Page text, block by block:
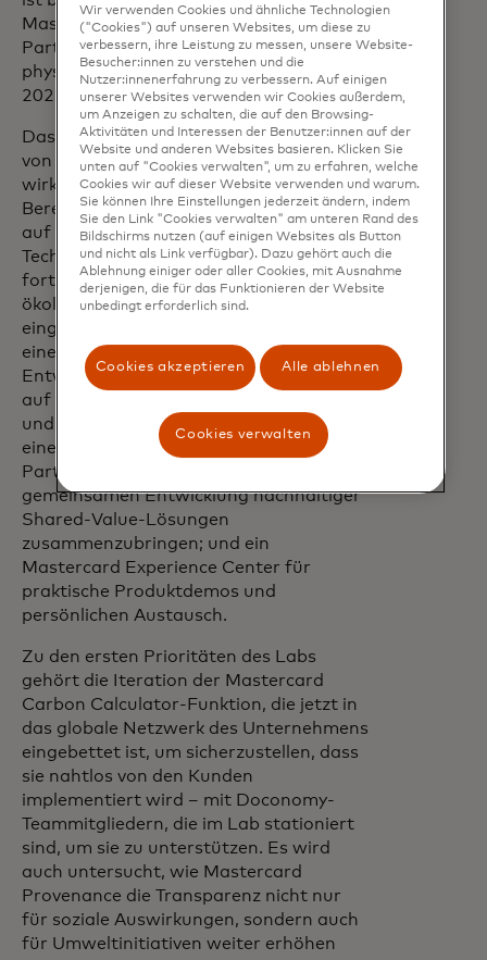
Mastercard-Mitarbeitern, Startup-
Partnern und Kunden – und die
physischen Räume werden im Frühjahr
2022 eröffnet.
Das neue Lab baut auf der Erfahrung
von Mastercard mit
wirkungsorientierten Innovationen in
Bereichen wie der finanziellen Inklusion
auf und wird untersuchen, wie
Technologien wie 5G, Quanten und
fortschrittliche KI zur Bewältigung
ökologischer Herausforderungen
eingesetzt werden können. Es wird aus
einem Forschungs- und
Entwicklungszentrum bestehen, das sich
auf Lösungen für nachhaltigen Konsum
und Wertschöpfungsketten konzentriert;
eine "Labs as a Service"-Plattform, um
Partner und Kunden bei der
gemeinsamen Entwicklung nachhaltiger
Shared-Value-Lösungen
zusammenzubringen; und ein
Mastercard Experience Center für
praktische Produktdemos und
persönlichen Austausch.
Zu den ersten Prioritäten des Labs
gehört die Iteration der Mastercard
Carbon Calculator-Funktion, die jetzt in
das globale Netzwerk des Unternehmens
eingebettet ist, um sicherzustellen, dass
sie nahtlos von den Kunden
implementiert wird – mit Doconomy-
Teammitgliedern, die im Lab stationiert
sind, um sie zu unterstützen. Es wird
auch untersucht, wie Mastercard
Provenance die Transparenz nicht nur
für soziale Auswirkungen, sondern auch
für Umweltinitiativen weiter erhöhen
Wir verwenden Cookies und ähnliche Technologien
("Cookies") auf unseren Websites, um diese zu
verbessern, ihre Leistung zu messen, unsere Website-
Besucher:innen zu verstehen und die
Nutzer:innenerfahrung zu verbessern. Auf einigen
unserer Websites verwenden wir Cookies außerdem,
um Anzeigen zu schalten, die auf den Browsing-
Aktivitäten und Interessen der Benutzer:innen auf der
Website und anderen Websites basieren. Klicken Sie
unten auf "Cookies verwalten", um zu erfahren, welche
Cookies wir auf dieser Website verwenden und warum.
Sie können Ihre Einstellungen jederzeit ändern, indem
Sie den Link "Cookies verwalten" am unteren Rand des
Bildschirms nutzen (auf einigen Websites als Button
und nicht als Link verfügbar). Dazu gehört auch die
Ablehnung einiger oder aller Cookies, mit Ausnahme
derjenigen, die für das Funktionieren der Website
unbedingt erforderlich sind.
Cookies akzeptieren Alle ablehnen
Cookies verwalten